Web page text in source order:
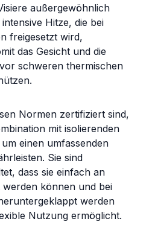
außergewöhnlich
Hitze, die bei
freigesetzt wird,
das Gesicht und die
schweren thermischen
Normen zertifiziert sind,
mit isolierenden
einen umfassenden
Sie sind
dass sie einfach an
können und bei
werden
Nutzung ermöglicht.